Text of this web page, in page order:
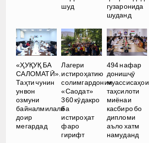
шуд
гузаронида
шуданд
«ҲУҚУҚ БА
САЛОМАТӢ».
Таҳти чунин
унвон
озмуни
байналмилалӣ
доир
мегардад
Лагери
истироҳатию
солимгардонии
«Саодат»
360 кӯдакро
ба
истироҳат
фаро
гирифт
494 нафар
донишҷӯ
муассисаҳои
таҳсилоти
миёнаи
касбиро бо
дипломи
аъло хатм
намуданд